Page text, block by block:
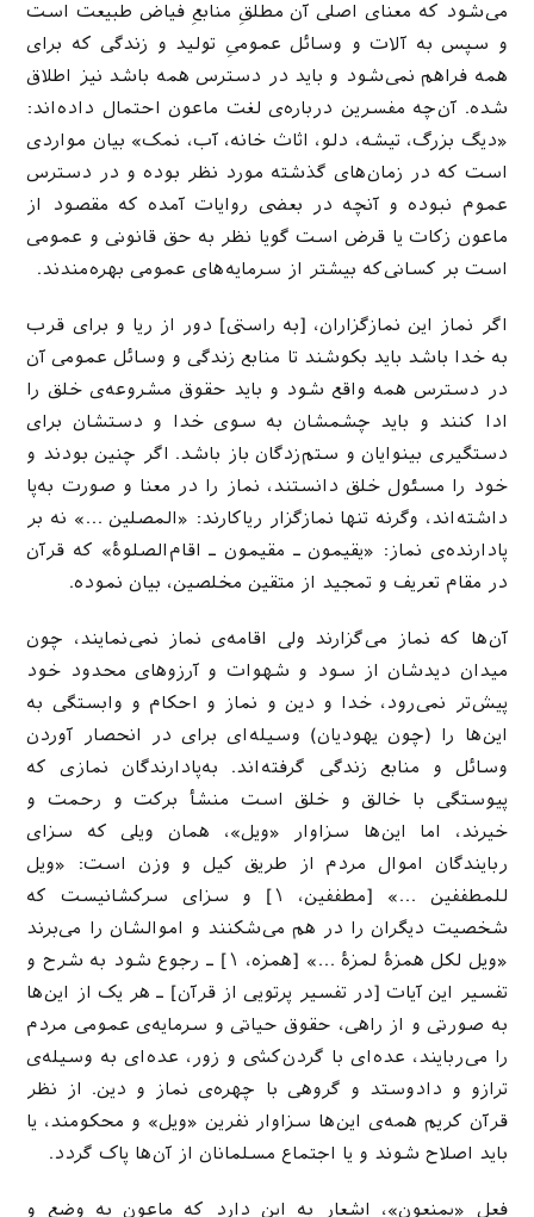
می‌شود که معنای اصلی آن مطلقِ منابعِ فیاض طبیعت است
و سپس به آلات و وسائل عمومیِ تولید و زندگی که برای
همه فراهم نمی‌شود و باید در دسترس همه باشد نیز اطلاق
شده. آن‌چه مفسرین درباره‌ی لغت ماعون احتمال داده‌اند:
«دیگ بزرگ، تیشه، دلو، اثاث خانه، آب، نمک» بیان مواردی
است که در زمان‌های گذشته مورد نظر بوده و در دسترس
عموم نبوده و آنچه در بعضی روایات آمده که مقصود از
ماعون زکات یا قرض است گویا نظر به حق قانونی و عمومی
است بر کسانی‌که بیشتر از سرمایه‌های عمومی بهره‌مندند.
اگر نماز این نمازگزاران، [به راستی] دور از ریا و برای قرب
به خدا باشد باید بکوشند تا منابع زندگی و وسائل عمومی آن
در دسترس همه واقع شود و باید حقوق مشروعه‌ی خلق را
ادا کنند و باید چشمشان به سوی خدا و دستشان برای
دستگیری بینوایان و ستم‌زدگان باز باشد. اگر چنین بودند و
خود را مسئول خلق دانستند، نماز را در معنا و صورت به‌پا
داشته‌اند، وگرنه تنها نمازگزار ریاکارند: «المصلین …» نه بر
پادارنده‌ی نماز: «یقیمون ـ مقیمون ـ اقام‌الصلوۀ» که قرآن
در مقام تعریف و تمجید از متقین مخلصین، بیان نموده.
آن‌ها که نماز می‌گزارند ولی اقامه‌ی نماز نمی‌نمایند، چون
میدان دیدشان از سود و شهوات و آرزوهای محدود خود
پیش‌تر نمی‌رود، خدا و دین و نماز و احکام و وابستگی به
این‌ها را (چون یهودیان) وسیله‌ای برای در انحصار آوردن
وسائل و منابع زندگی گرفته‌اند. به‌پادارندگان نمازی که
پیوستگی با خالق و خلق است منشأ برکت و رحمت و
خیرند، اما این‌ها سزاوار «ویل»، همان ویلی که سزای
ربایندگان اموال مردم از طریق کیل و وزن است: «ویل
للمطففین …» [مطففین، ۱] و سزای سرکشانیست که
شخصیت دیگران را در هم می‌شکنند و اموالشان را می‌برند
«ویل لکل همزۀ لمزۀ …» [همزه، ۱] ـ رجوع شود به شرح و
تفسیر این آیات [در تفسیر پرتویی از قرآن] ـ هر یک از این‌ها
به صورتی و از راهی، حقوق حیاتی و سرمایه‌ی عمومی مردم
را می‌ربایند، عده‌ای با گردن‌کشی و زور، عده‌ای به وسیله‌ی
ترازو و دادوستد و گروهی با چهره‌ی نماز و دین. از نظر
قرآن کریم همه‌ی این‌ها سزاوار نفرین «ویل» و محکومند، یا
باید اصلاح شوند و یا اجتماع مسلمانان از آن‌ها پاک گردد.
فعل «یمنعون»، اِشعار به این دارد که ماعون به وضع و